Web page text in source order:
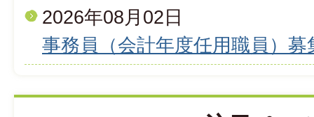
2026年08月02日
事務員（会計年度任用職員）募